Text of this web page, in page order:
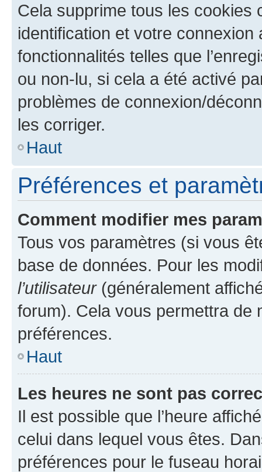
Cela supprime tous les cookies
identification et votre
fonctionnalités telles que
ou non-lu, si cela a été activé
problèmes de connexion/
les corriger.
Haut
Préférences et
Comment modifier mes
Tous vos paramètres (si vous
base de données. Pour les
l’utilisateur(généralement
forum). Cela vous permettra de
préférences.
Haut
Les heures ne sont pas
Il est possible que l’heure
celui dans lequel vous êtes.
préférences pour le fuseau